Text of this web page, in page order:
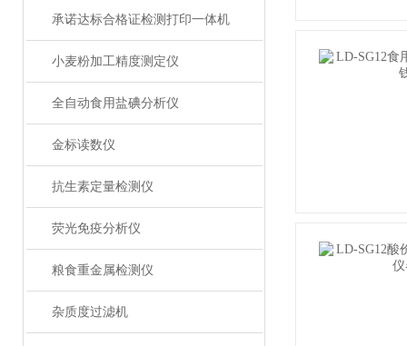
承诺达标合格证检测打印一体机
小麦粉加工精度测定仪
全自动食用盐碘分析仪
金标读数仪
抗生素定量检测仪
荧光免疫分析仪
粮食重金属检测仪
杂质度过滤机